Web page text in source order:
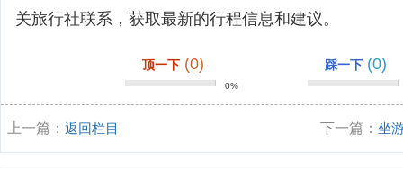
关旅行社联系，获取最新的行程信息和建议。
顶一下 (0)
0%
踩一下 (0)
上一篇： 返回栏目 下一篇：坐